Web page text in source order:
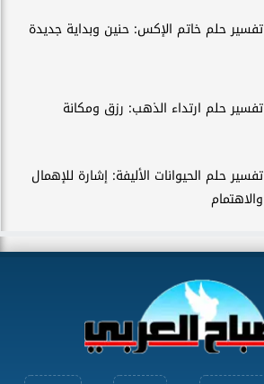
تفسير حلم خاتم الإكس: حنين وبداية جديدة
تفسير حلم ارتداء الذهب: رزق ومكانة
تفسير حلم الحيوانات الأليفة: إشارة للإهمال
والاهتمام